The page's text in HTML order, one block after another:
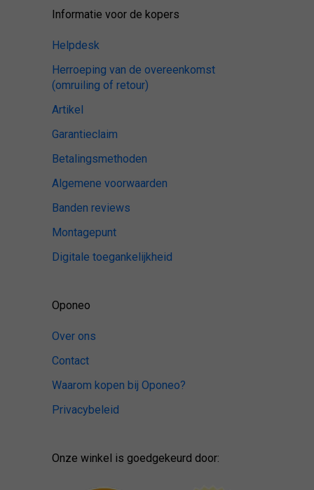
Informatie voor de kopers
Helpdesk
Herroeping van de overeenkomst
(omruiling of retour)
Artikel
Garantieclaim
Betalingsmethoden
Algemene voorwaarden
Banden reviews
Montagepunt
Digitale toegankelijkheid
Oponeo
Over ons
Contact
Waarom kopen bij Oponeo?
Privacybeleid
Onze winkel is goedgekeurd door: